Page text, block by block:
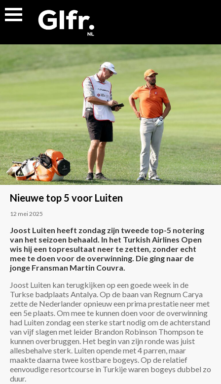
Nieuwe top 5 voor Luiten
12 mei 2025
Joost Luiten heeft zondag zijn tweede top-5 notering
van het seizoen behaald. In het Turkish Airlines Open
wis hij een topresultaat neer te zetten, zonder echt
mee te doen voor de overwinning. Die ging naar de
jonge Fransman Martin Couvra.
Joost Luiten kan terugkijken op een goede week in de
Turkse badplaats Antalya. Op de baan van Regnum Carya
zette de Nederlander opnieuw een prima prestatie neer met
een 5e plaats. Om mee te kunnen doen voor de overwinning
had Luiten zondag een sterke start nodig om de achterstand
van vijf slagen met leider Brandon Robinson Thompson te
kunnen overbruggen. Het begin van zijn ronde was juist
allesbehalve sterk. Luiten opende met 4 parren, maar
maakte daarna twee kostbare bogeys. Op de relatief
eenvoudige resortcourse in Turkije waren bogeys dubbel zo
duur.